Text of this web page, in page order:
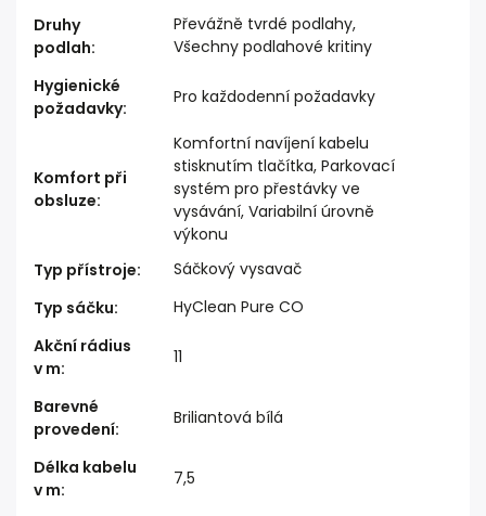
Druhy
podlah:
Převážně tvrdé podlahy,
Všechny podlahové kritiny
Hygienické
požadavky:
Pro každodenní požadavky
Komfort při
obsluze:
Komfortní navíjení kabelu
stisknutím tlačítka, Parkovací
systém pro přestávky ve
vysávání, Variabilní úrovně
výkonu
Typ přístroje:
Sáčkový vysavač
Typ sáčku:
HyClean Pure CO
Akční rádius
v m:
11
Barevné
provedení:
Briliantová bílá
Délka kabelu
v m:
7,5